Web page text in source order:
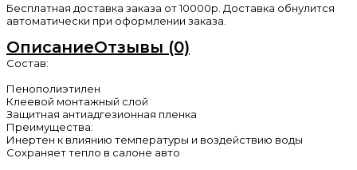
Бесплатная доставка заказа от 10000р. Доставка обнулится
автоматически при оформлении заказа.
ОписаниеОтзывы (0)
Состав:
Пенополиэтилен
Клеевой монтажный слой
Защитная антиадгезионная пленка
Преимущества:
Инертен к влиянию температуры и воздействию воды
Сохраняет тепло в салоне авто